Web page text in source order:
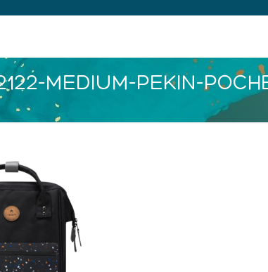
MEDIUM-PEKIN-